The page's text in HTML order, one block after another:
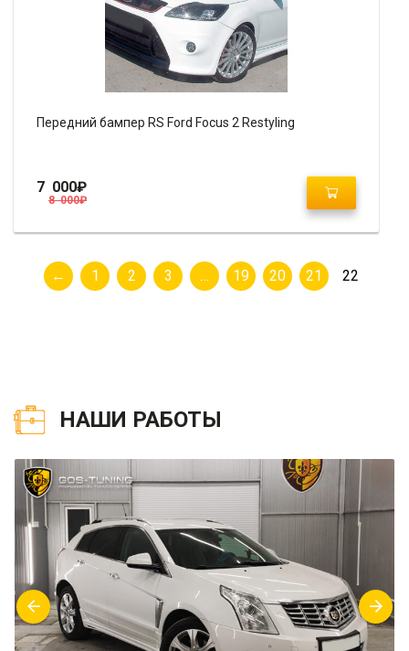
Передний бампер RS Ford Focus 2 Restyling
8 000₽
7 000₽
← 1 2 3 … 19 20 21 22
НАШИ РАБОТЫ